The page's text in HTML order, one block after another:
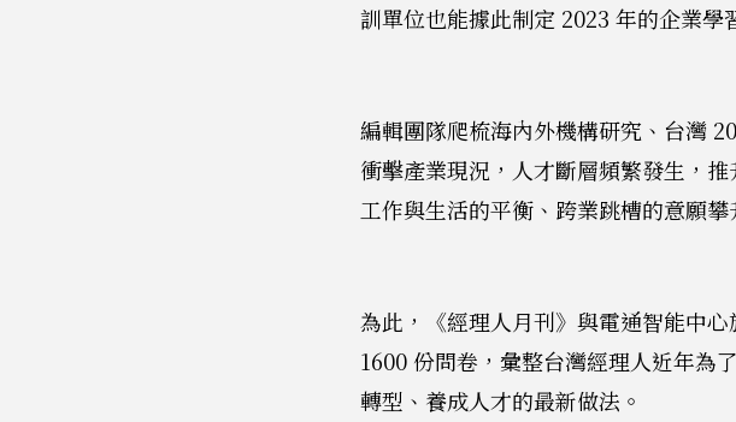
訓單位也能據此制定 2023 年的企業學
編輯團隊爬梳海內外機構研究、台灣
衝擊產業現況，人才斷層頻繁發生，
工作與生活的平衡、跨業跳槽的意願
為此，《經理人月刊》與電通智能中
1600 份問卷，彙整台灣經理人近年為
轉型、養成人才的最新做法。